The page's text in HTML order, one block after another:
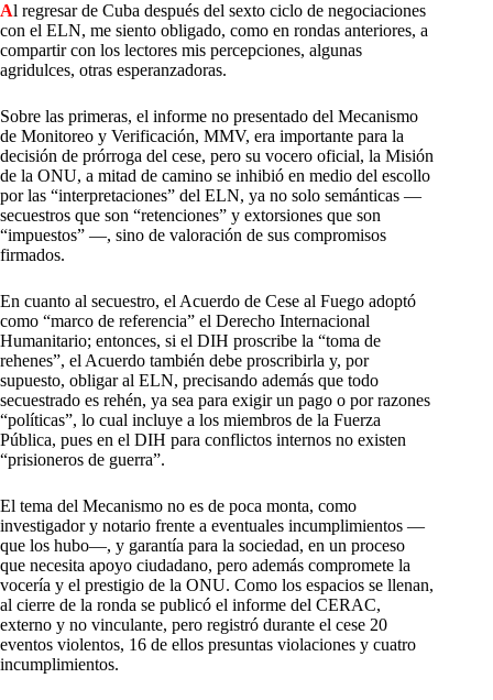
Al regresar de Cuba después del sexto ciclo de negociaciones
con el ELN, me siento obligado, como en rondas anteriores, a
compartir con los lectores mis percepciones, algunas
agridulces, otras esperanzadoras.
Sobre las primeras, el informe no presentado del Mecanismo
de Monitoreo y Verificación, MMV, era importante para la
decisión de prórroga del cese, pero su vocero oficial, la Misión
de la ONU, a mitad de camino se inhibió en medio del escollo
por las “interpretaciones” del ELN, ya no solo semánticas —
secuestros que son “retenciones” y extorsiones que son
“impuestos” —, sino de valoración de sus compromisos
firmados.
En cuanto al secuestro, el Acuerdo de Cese al Fuego adoptó
como “marco de referencia” el Derecho Internacional
Humanitario; entonces, si el DIH proscribe la “toma de
rehenes”, el Acuerdo también debe proscribirla y, por
supuesto, obligar al ELN, precisando además que todo
secuestrado es rehén, ya sea para exigir un pago o por razones
“políticas”, lo cual incluye a los miembros de la Fuerza
Pública, pues en el DIH para conflictos internos no existen
“prisioneros de guerra”.
El tema del Mecanismo no es de poca monta, como
investigador y notario frente a eventuales incumplimientos —
que los hubo—, y garantía para la sociedad, en un proceso
que necesita apoyo ciudadano, pero además compromete la
vocería y el prestigio de la ONU. Como los espacios se llenan,
al cierre de la ronda se publicó el informe del CERAC,
externo y no vinculante, pero registró durante el cese 20
eventos violentos, 16 de ellos presuntas violaciones y cuatro
incumplimientos.